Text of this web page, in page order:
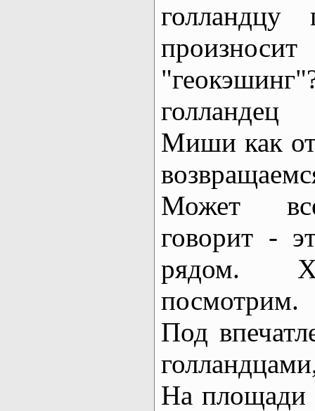
Миши как
Может
говорит -
рядом.
посмотрим.
Под
На площади